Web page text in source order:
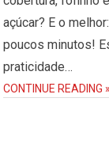
açúcar? E o
poucos minutos!
praticidade…
CONTINUE READING »